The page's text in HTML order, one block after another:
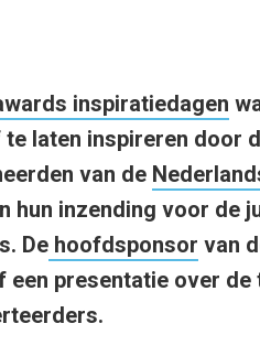
inspiratiedagen
laten inspireren door
van de
hun inzending voor de
Dehoofdsponsor van
een presentatie over